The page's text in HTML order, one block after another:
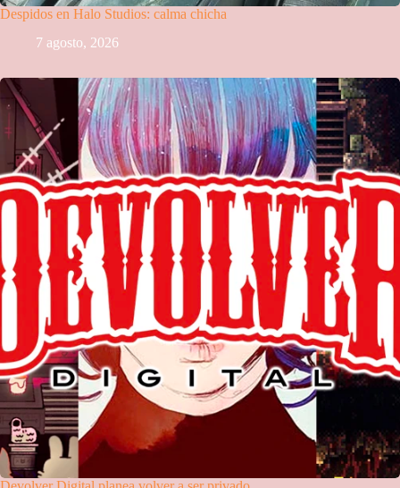
Despidos en Halo Studios: calma chicha
7 agosto, 2026